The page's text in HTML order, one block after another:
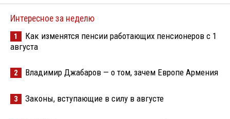
Интересное за неделю
1
Как изменятся пенсии работающих пенсионеров с 1
августа
2 Владимир Джабаров — о том, зачем Европе Армения
3 Законы, вступающие в силу в августе